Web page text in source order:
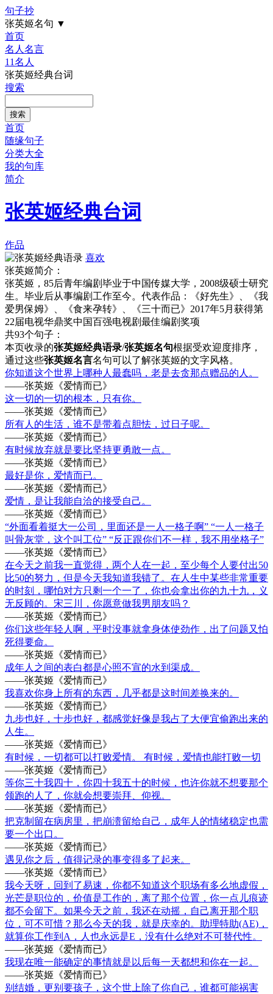
句子抄
张英姬名句 ▼
首页
名人名言
11名人
张英姬经典台词
搜索
首页
随缘句子
分类大全
我的句库
简介
张英姬经典台词
作品
喜欢
张英姬简介：
张英姬，85后青年编剧毕业于中国传媒大学，2008级硕士研究
生。毕业后从事编剧工作至今。代表作品：《好先生》、《我
爱男保姆》、《食来孕转》、《三十而已》2017年5月获得第
22届电视华鼎奖中国百强电视剧最佳编剧奖项
共93个句子：
本页收录的张英姬经典语录/张英姬名句根据受欢迎度排序，
通过这些张英姬名言名句可以了解张英姬的文字风格。
你知道这个世界上哪种人最蠢吗，老是去贪那点赠品的人。
——张英姬《爱情而已》
这一切的一切的根本，只有你。
——张英姬《爱情而已》
所有人的生活，谁不是带着点胆怯，过日子呢。
——张英姬《爱情而已》
有时候放弃就是要比坚持更勇敢一点。
——张英姬《爱情而已》
最好是你，爱情而已。
——张英姬《爱情而已》
爱情，是让我能自洽的接受自己。
——张英姬《爱情而已》
“外面看着挺大一公司，里面还是一人一格子啊” “一人一格子
叫骨灰堂，这个叫工位” “反正跟你们不一样，我不用坐格子”
——张英姬《爱情而已》
在今天之前我一直觉得，两个人在一起，至少每个人要付出50
比50的努力，但是今天我知道我错了。在人生中某些非常重要
的时刻，哪怕对方只剩一个一了，你也会拿出你的九十九，义
无反顾的。宋三川，你愿意做我男朋友吗？
——张英姬《爱情而已》
你们这些年轻人啊，平时没事就拿身体使劲作，出了问题又怕
死得要命。
——张英姬《爱情而已》
成年人之间的表白都是心照不宣的水到渠成。
——张英姬《爱情而已》
我喜欢你身上所有的东西，几乎都是这时间差换来的。
——张英姬《爱情而已》
九步也好，十步也好，都感觉好像是我占了大便宜偷跑出来的
人生。
——张英姬《爱情而已》
有时候，一切都可以打败爱情。 有时候，爱情也能打败一切
——张英姬《爱情而已》
等你三十我四十，你四十我五十的时候，也许你就不想要那个
领跑的人了，你就会想要崇拜、仰视。
——张英姬《爱情而已》
把克制留在病房里，把崩溃留给自己，成年人的情绪稳定也需
要一个出口。
——张英姬《爱情而已》
遇见你之后，值得记录的事变得多了起来。
——张英姬《爱情而已》
我今天呀，回到了易速，你都不知道这个职场有多么地虚假，
光芒是职位的，价值是工作的，离了那个位置，你一点儿痕迹
都不会留下。如果今天之前，我还在动摇，自己离开那个职
位，可不可惜？那么今天的我，就是庆幸的。助理特助(AE)，
就算你工作到A，人也永远是E，没有什么绝对不可替代性。
——张英姬《爱情而已》
我现在唯一能确定的事情就是以后每一天都想和你在一起。
——张英姬《爱情而已》
别结婚，更别要孩子，这个世上除了你自己，谁都可能祸害